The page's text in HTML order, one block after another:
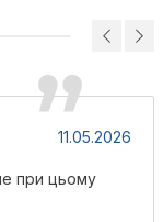
11.05.2026
при цьому